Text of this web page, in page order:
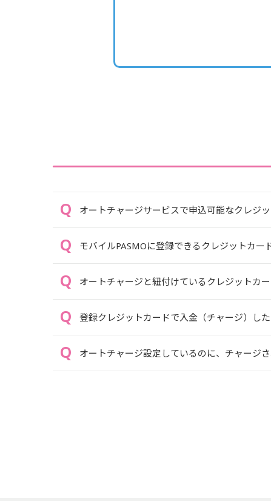
オートチャージサービスで申込可能なクレジッ
モバイルPASMOに登録できるクレジットカー
オートチャージと紐付けているクレジットカー
登録クレジットカードで入金（チャージ）した
オートチャージ設定しているのに、チャージさ